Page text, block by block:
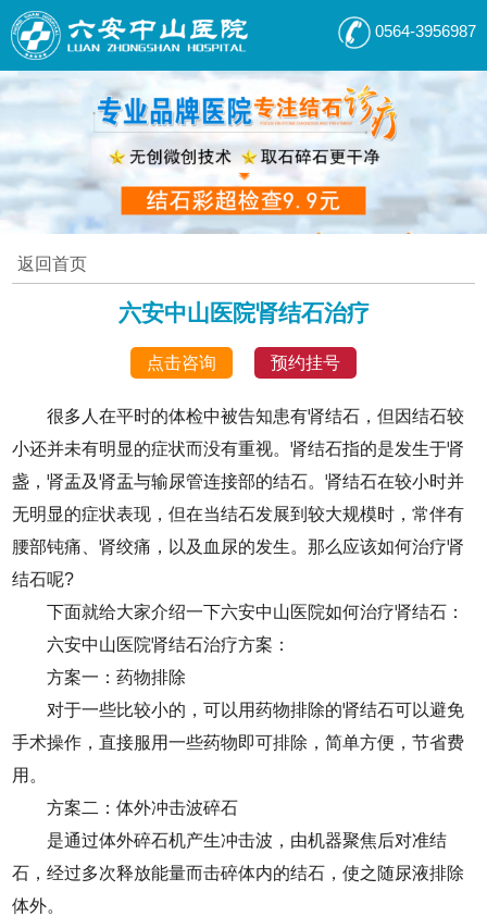
0564-3956987
返回首页
六安中山医院肾结石治疗
点击咨询 预约挂号
很多人在平时的体检中被告知患有肾结石，但因结石较
小还并未有明显的症状而没有重视。肾结石指的是发生于肾
盏，肾盂及肾盂与输尿管连接部的结石。肾结石在较小时并
无明显的症状表现，但在当结石发展到较大规模时，常伴有
腰部钝痛、肾绞痛，以及血尿的发生。那么应该如何治疗肾
结石呢?
下面就给大家介绍一下六安中山医院如何治疗肾结石：
六安中山医院肾结石治疗方案：
方案一：药物排除
对于一些比较小的，可以用药物排除的肾结石可以避免
手术操作，直接服用一些药物即可排除，简单方便，节省费
用。
方案二：体外冲击波碎石
是通过体外碎石机产生冲击波，由机器聚焦后对准结
石，经过多次释放能量而击碎体内的结石，使之随尿液排除
体外。